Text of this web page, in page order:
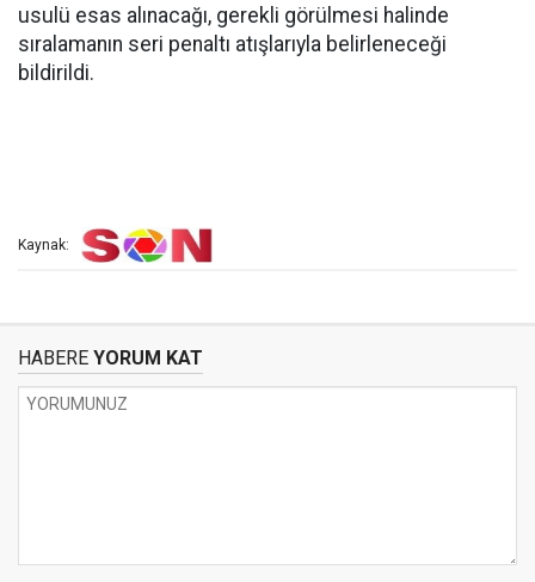
usulü esas alınacağı, gerekli görülmesi halinde
sıralamanın seri penaltı atışlarıyla belirleneceği
bildirildi.
Kaynak:
HABERE YORUM KAT